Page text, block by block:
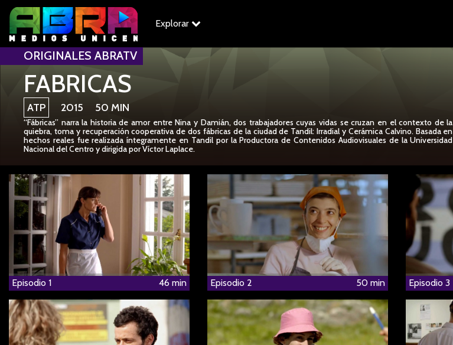
Explorar
ORIGINALES ABRATV
FABRICAS
ATP 2015 50 MIN
“Fábricas” narra la historia de amor entre Nina y Damián, dos trabajadores cuyas vidas se cruzan en el contexto de la
quiebra, toma y recuperación cooperativa de dos fábricas de la ciudad de Tandil: Irradial y Cerámica Calvino. Basada en
hechos reales fue realizada íntegramente en Tandil por la Productora de Contenidos Audiovisuales de la Universidad
Nacional del Centro y dirigida por Víctor Laplace.
Episodio 1 46 min Episodio 2 50 min Episodio 3